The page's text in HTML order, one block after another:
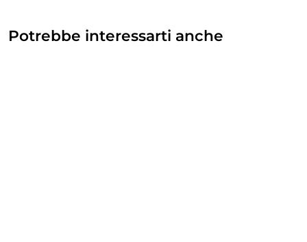
Potrebbe interessarti anche